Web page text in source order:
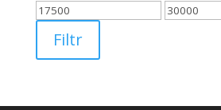
Minimální
cena
Maximální
Filtr